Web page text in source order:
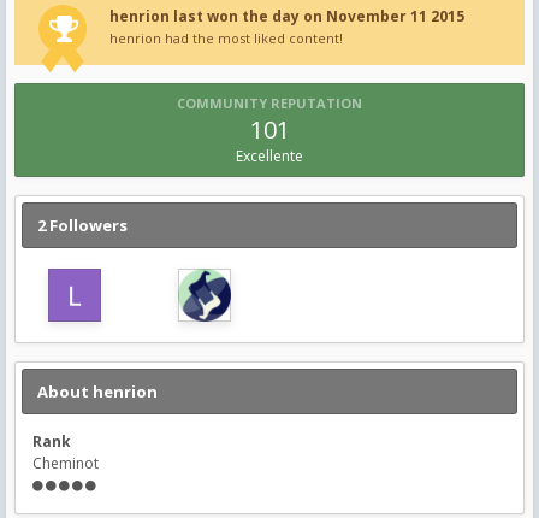
henrion last won the day on November 11 2015
henrion had the most liked content!
COMMUNITY REPUTATION
101
Excellente
2 Followers
About henrion
Rank
Cheminot